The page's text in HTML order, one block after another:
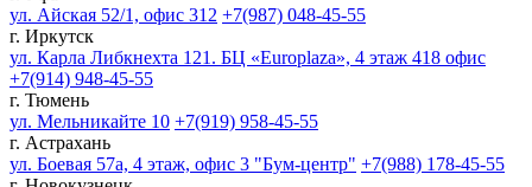
ул. Айская 52/1, офис 312 +7(987) 048-45-55
г. Иркутск
ул. Карла Либкнехта 121. БЦ «Europlaza», 4 этаж 418 офис
+7(914) 948-45-55
г. Тюмень
ул. Мельникайте 10 +7(919) 958-45-55
г. Астрахань
ул. Боевая 57а, 4 этаж, офис 3 "Бум-центр" +7(988) 178-45-55